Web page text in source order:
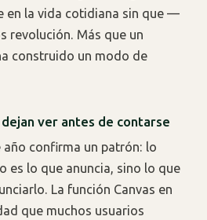
en la vida cotidiana sin que —
revolución. Más que un
construido un modo de
ver antes de contarse
año confirma un patrón: lo
es lo que anuncia, sino lo que
La función Canvas en
que muchos usuarios